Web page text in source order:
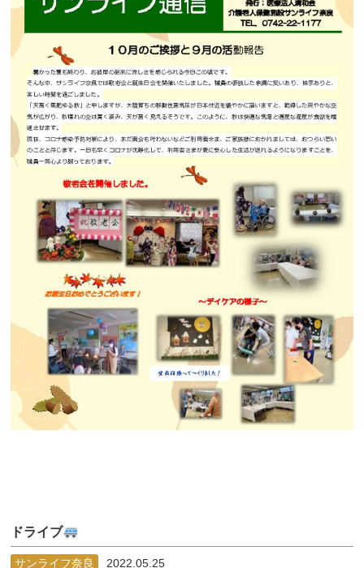
ドライブ
サンライフ奈良 2022.05.25